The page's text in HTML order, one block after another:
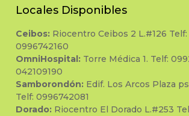
Locales Disponibles
Ceibos: Riocentro Ceibos 2 L.#126 Telf:
0996742160
OmniHospital: Torre Médica 1. Telf:
042109190
Samborondón: Edif. Los Arcos Plaza
Telf: 0996742081
Dorado: Riocentro El Dorado L.#253